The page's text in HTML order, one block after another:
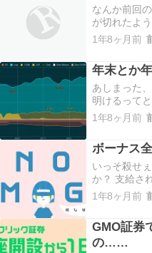
なんか前回
が切れたよ
Xでグダグ
まにBlogに
け長い内容
方…
1年8ヶ月前
年末とか
あしまった
明けるって
ビも見ない
ませんね。
す。すまん
の…
1年8ヶ月前
ボーナス
いっそ殺せ
か？ 支給さ
につぎ込ん
えてしまっ
回はどのよ
い…
1年8ヶ月前
GMO証券
の……